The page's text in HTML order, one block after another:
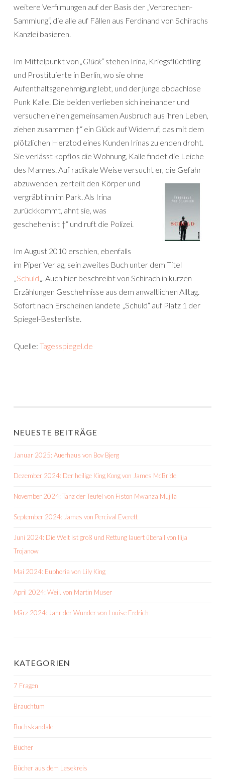
weitere Verfilmungen auf der Basis der „Verbrechen-
Sammlung“, die alle auf Fällen aus Ferdinand von Schirachs
Kanzlei basieren.
Im Mittelpunkt von „Glück“ stehen Irina, Kriegsflüchtling
und Prostituierte in Berlin, wo sie ohne
Aufenthaltsgenehmigung lebt, und der junge obdachlose
Punk Kalle. Die beiden verlieben sich ineinander und
versuchen einen gemeinsamen Ausbruch aus ihren Leben,
ziehen zusammen †“ ein Glück auf Widerruf, das mit dem
plötzlichen Herztod eines Kunden Irinas zu enden droht.
Sie verlässt kopflos die Wohnung, Kalle findet die Leiche
des Mannes. Auf radikale Weise versucht er, die Gefahr
abzuwenden, zerteilt den Körper und
vergräbt ihn im Park. Als Irina
zurückkommt, ahnt sie, was
geschehen ist †“ und ruft die Polizei.
Im August 2010 erschien, ebenfalls
im Piper Verlag, sein zweites Buch unter dem Titel
„Schuld„. Auch hier beschreibt von Schirach in kurzen
Erzählungen Geschehnisse aus dem anwaltlichen Alltag.
Sofort nach Erscheinen landete „Schuld“ auf Platz 1 der
Spiegel-Bestenliste.
Quelle: Tagesspiegel.de
NEUESTE BEITRÄGE
Januar 2025: Auerhaus von Bov Bjerg
Dezember 2024: Der heilige King Kong von James McBride
November 2024: Tanz der Teufel von Fiston Mwanza Mujila
September 2024: James von Percival Everett
Juni 2024: Die Welt ist groß und Rettung lauert überall von Ilija
Trojanow
Mai 2024: Euphoria von Lily King
April 2024: Weil. von Martin Muser
März 2024: Jahr der Wunder von Louise Erdrich
KATEGORIEN
7 Fragen
Brauchtum
Buchskandale
Bücher
Bücher aus dem Lesekreis